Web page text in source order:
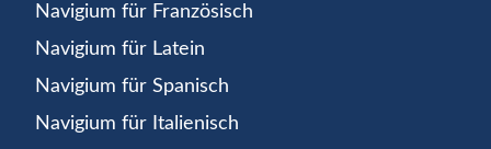
Navigium für Französisch
Navigium für Latein
Navigium für Spanisch
Navigium für Italienisch